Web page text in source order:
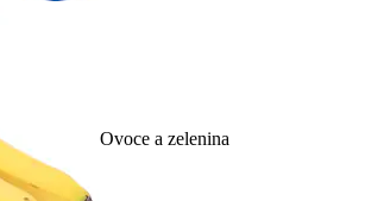
Ovoce a zelenina